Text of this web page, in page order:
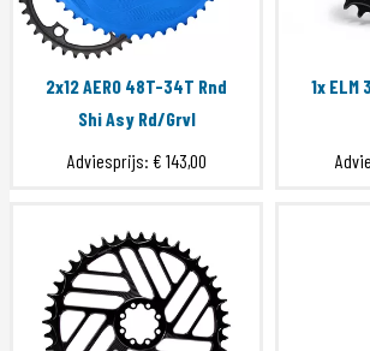
2x12 AERO 48T-34T Rnd
Shi Asy Rd/Grvl
Adviesprijs: € 143,00
1x ELM